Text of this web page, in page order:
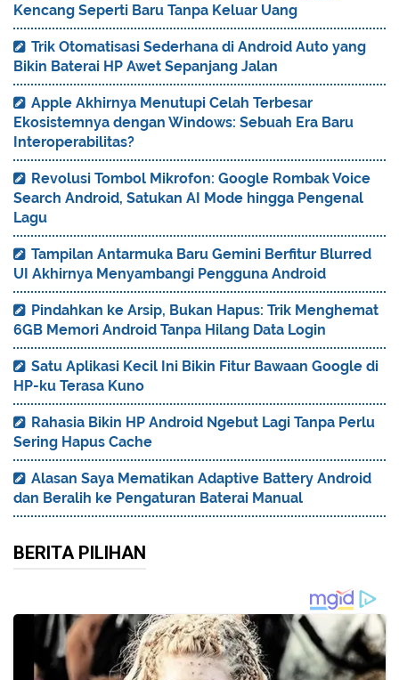
Kencang Seperti Baru Tanpa Keluar Uang
Trik Otomatisasi Sederhana di Android Auto yang
Bikin Baterai HP Awet Sepanjang Jalan
Apple Akhirnya Menutupi Celah Terbesar
Ekosistemnya dengan Windows: Sebuah Era Baru
Interoperabilitas?
Revolusi Tombol Mikrofon: Google Rombak Voice
Search Android, Satukan AI Mode hingga Pengenal
Lagu
Tampilan Antarmuka Baru Gemini Berfitur Blurred
UI Akhirnya Menyambangi Pengguna Android
Pindahkan ke Arsip, Bukan Hapus: Trik Menghemat
6GB Memori Android Tanpa Hilang Data Login
Satu Aplikasi Kecil Ini Bikin Fitur Bawaan Google di
HP-ku Terasa Kuno
Rahasia Bikin HP Android Ngebut Lagi Tanpa Perlu
Sering Hapus Cache
Alasan Saya Mematikan Adaptive Battery Android
dan Beralih ke Pengaturan Baterai Manual
BERITA PILIHAN